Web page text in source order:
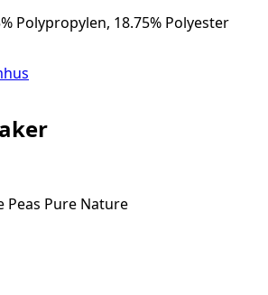
Polypropylen, 18.75% Polyester
Peas Pure Nature